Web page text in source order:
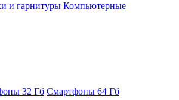
и гарнитуры Компьютерные
32 Гб Смартфоны 64 Гб